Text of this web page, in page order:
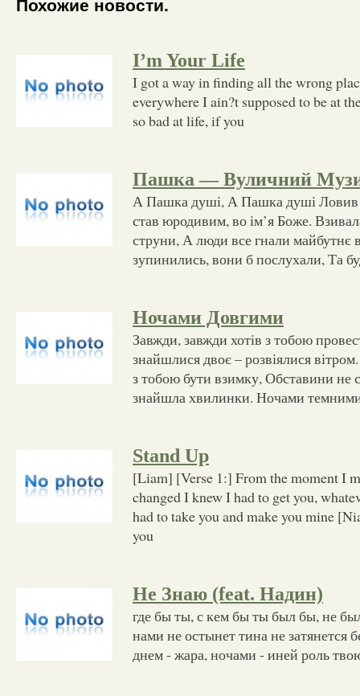
Похожие новости.
I’m Your Life
I got a way in finding all the wrong
everywhere I ain?t supposed to be at
so bad at life, if you
Пашка — Вуличний
А Пашка душі, А Пашка душі Ловив
став юродивим, во ім’я Боже.
струни, А люди все гнали майбутнє
зупинились, вони б послухали, Та
Ночами Довгими
Завжди, завжди хотів з тобою
знайшлися двоє – розвіялися
з тобою бути взимку, Обставини не
знайшла хвилинки. Ночами
Stand Up
[Liam] [Verse 1:] From the moment I
changed I knew I had to get you,
had to take you and make you mine
you
Не Знаю (feat. Надин)
где бы ты, с кем бы ты был бы, не
нами не остынет тина не затянется
днем - жара, ночами - иней роль